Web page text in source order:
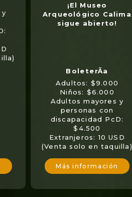
¡El Museo
Arqueológico Calima
sigue abierto!
Adultos: $9.000
Niños: $6.000
Adultos mayores y
personas con
discapacidad PcD:
$4.500
Extranjeros: 10 USD
(Venta solo en taquilla)
Más información